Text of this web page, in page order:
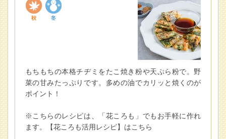
もちもちの本格チヂミをたこ焼き粉や天ぷら粉で。野
菜の甘みたっぷりです。多めの油でカリッと焼くのが
ポイント！
※こちらのレシピは、「花ころも」でもお手軽に作れ
ます。【花ころも活用レシピ】はこちら